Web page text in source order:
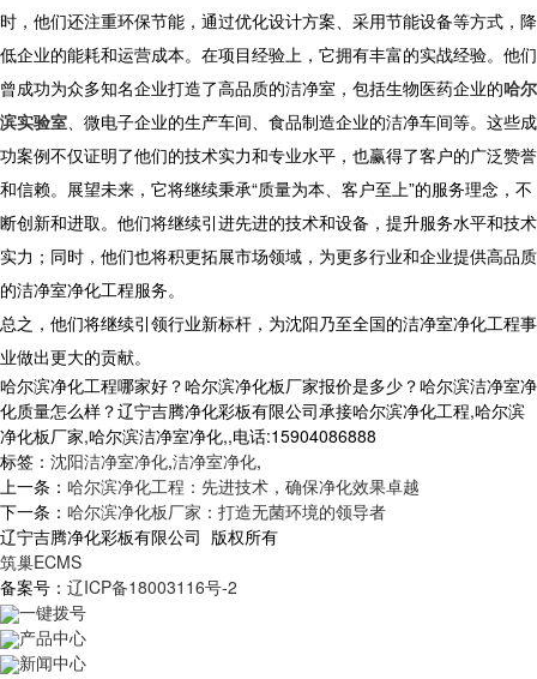
时，他们还注重环保节能，通过优化设计方案、采用节能设备等方式，降
低企业的能耗和运营成本。在项目经验上，它拥有丰富的实战经验。他们
曾成功为众多知名企业打造了高品质的洁净室，包括生物医药企业的哈尔
滨实验室 、微电子企业的生产车间、食品制造企业的洁净车间等。这些成
功案例不仅证明了他们的技术实力和专业水平，也赢得了客户的广泛赞誉
和信赖。展望未来，它将继续秉承“质量为本、客户至上”的服务理念，不
断创新和进取。他们将继续引进先进的技术和设备，提升服务水平和技术
实力；同时，他们也将积更拓展市场领域，为更多行业和企业提供高品质
的洁净室净化工程服务。
总之，他们将继续引领行业新标杆，为沈阳乃至全国的洁净室净化工程事
业做出更大的贡献。
哈尔滨净化工程哪家好？哈尔滨净化板厂家报价是多少？哈尔滨洁净室净
化质量怎么样？辽宁吉腾净化彩板有限公司承接哈尔滨净化工程,哈尔滨
净化板厂家,哈尔滨洁净室净化,,电话:15904086888
标签： 沈阳洁净室净化,洁净室净化,
上一条： 哈尔滨净化工程：先进技术，确保净化效果卓越
下一条： 哈尔滨净化板厂家：打造无菌环境的领导者
辽宁吉腾净化彩板有限公司 版权所有
筑巢ECMS
备案号： 辽ICP备18003116号-2
一键拨号
产品中心
新闻中心